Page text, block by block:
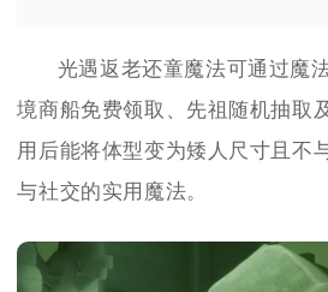
光遇返老还童魔法可通过魔
境商船免费领取、先祖随机抽取
用后能将体型变为矮人尺寸且不
与社交的实用魔法。